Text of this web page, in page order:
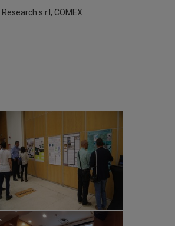
s.r.l, COMEX